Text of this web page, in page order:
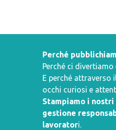
Perché
Perché ci
E perché attraverso
occhi curiosi e
Stampiamo i
gestione
lavoratori.